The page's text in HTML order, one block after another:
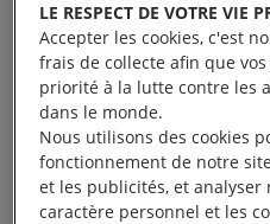
est très
personnes
dans la lutte
et ainsi dans
droits
elles sont la
LE RESPECT DE VOTRE VIE
Accepter les cookies, c'est
frais de collecte afin que
priorité à la lutte contre les
dans le monde.
Nous utilisons des cookies
fonctionnement de notre
et les publicités, et analyser
caractère personnel et les